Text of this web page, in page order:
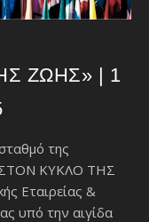
ΖΩΗΣ» ‌‌| 1
της
ΣΤΟΝ ΚΥΚΛΟ ΤΗΣ
Εταιρείας &
υπό την αιγίδα